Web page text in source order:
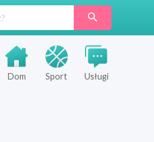
Dom Sport Usługi